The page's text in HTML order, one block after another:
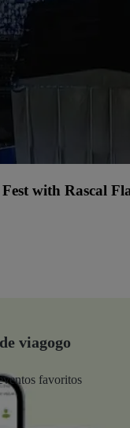
with Rascal
viagogo
favoritos